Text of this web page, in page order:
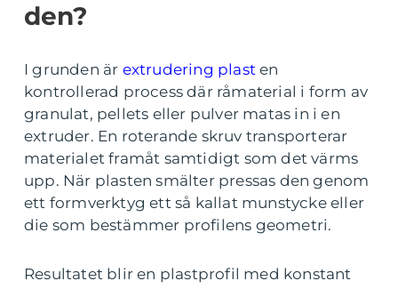
den?
I grunden är extrudering plast en
kontrollerad process där råmaterial i form av
granulat, pellets eller pulver matas in i en
extruder. En roterande skruv transporterar
materialet framåt samtidigt som det värms
upp. När plasten smälter pressas den genom
ett formverktyg ett så kallat munstycke eller
die som bestämmer profilens geometri.
Resultatet blir en plastprofil med konstant